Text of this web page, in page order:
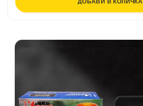
ДОБАВИ В КОЛИЧКА